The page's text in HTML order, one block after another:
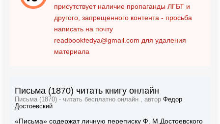
присутствует наличие пропаганды ЛГБТ и
другого, запрещенного контента - просьба
написать на почту
readbookfedya@gmail.com для удаления
материала
Письма (1870) читать книгу онлайн
Письма (1870) - читать бесплатно онлайн , автор Федор
Достоевский
«Письма» содержат личную переписку Ф. М.Достоевского